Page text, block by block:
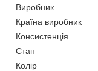
Виробник
Країна виробник
Консистенція
Стан
Колір